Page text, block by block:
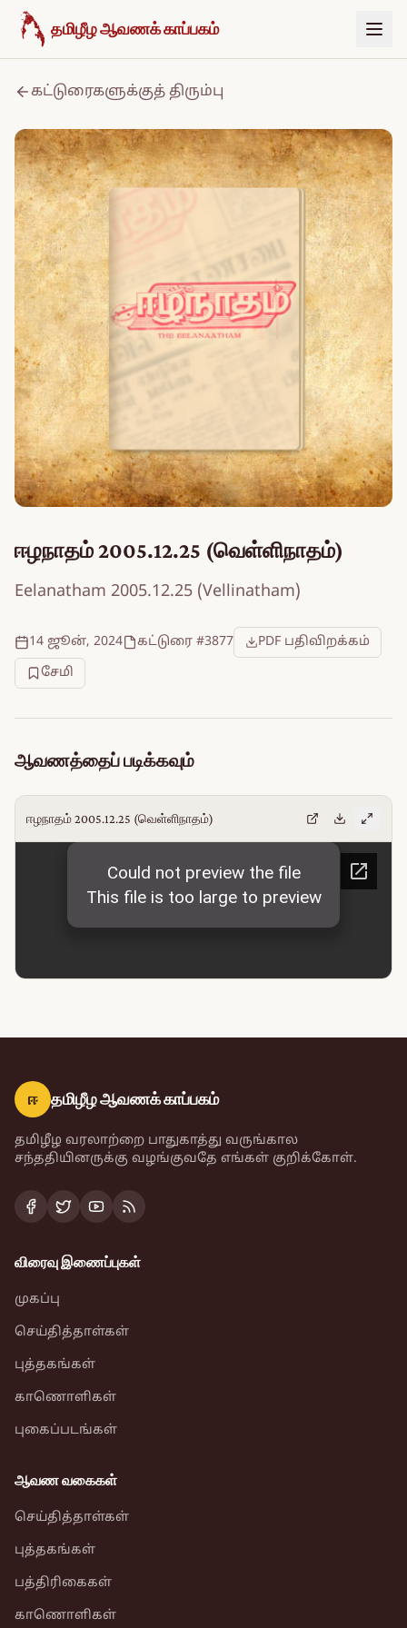
உள்ளடக்கத்திற்குச் செல்க
தமிழீழ ஆவணக் காப்பகம்
கட்டுரைகளுக்குத் திரும்பு
ஈழநாதம் 2005.12.25 (வெள்ளிநாதம்)
Eelanatham 2005.12.25 (Vellinatham)
14 ஜூன், 2024 கட்டுரை #3877
PDF பதிவிறக்கம்
சேமி
ஆவணத்தைப் படிக்கவும்
ஈழநாதம் 2005.12.25 (வெள்ளிநாதம்)
ஈ தமிழீழ ஆவணக் காப்பகம்
தமிழீழ வரலாற்றை பாதுகாத்து வருங்கால
சந்ததியினருக்கு வழங்குவதே எங்கள் குறிக்கோள்.
விரைவு இணைப்புகள்
முகப்பு
செய்தித்தாள்கள்
புத்தகங்கள்
காணொளிகள்
புகைப்படங்கள்
ஆவண வகைகள்
செய்தித்தாள்கள்
புத்தகங்கள்
பத்திரிகைகள்
காணொளிகள்